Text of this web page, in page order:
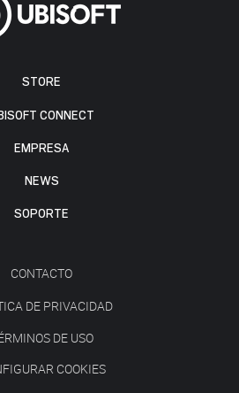
STORE
CONNECT
EMPRESA
NEWS
SOPORTE
CONTACTO
DE PRIVACIDAD
DE USO
CONFIGURAR COOKIES